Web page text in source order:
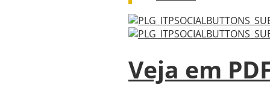
Veja em